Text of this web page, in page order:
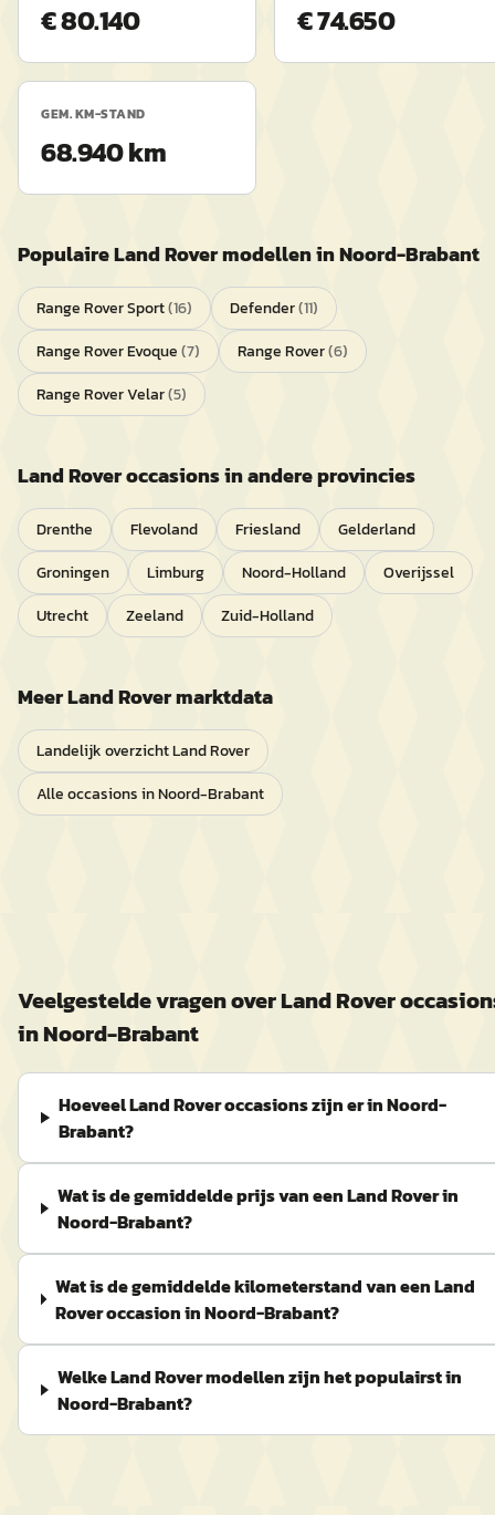
€ 80.140 € 74.650
GEM. KM-STAND
68.940 km
PopulaireLand Rovermodellen inNoord-Brabant
Range Rover Sport(16) Defender(11)
Range Rover Evoque(7) Range Rover(6)
Range Rover Velar(5)
Land Roveroccasions in andere provincies
Drenthe Flevoland Friesland
Gelderland
Groningen
Limburg Noord-Holland
Overijssel
Utrecht
Zeeland Zuid-Holland
MeerLand Rovermarktdata
Landelijk overzichtLand Rover
Alle occasions inNoord-Brabant
Veelgestelde vragen overLand Rover
inNoord-Brabant
Hoeveel Land Rover occasions zijn er in Noord-
Brabant?
Wat is de gemiddelde prijs van een Land Rover in
Noord-Brabant?
Wat is de gemiddelde kilometerstand van een Land
Rover occasion in Noord-Brabant?
Welke Land Rover modellen zijn het populairst in
Noord-Brabant?